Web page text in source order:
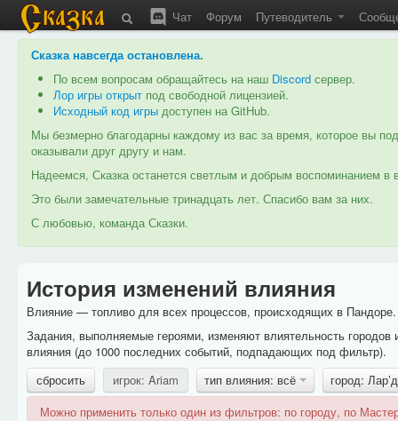
Чат Форум Путеводитель
Сказка навсегда остановлена.
По всем вопросам обращайтесь на наш Discord сервер.
Лор игры открыт под свободной лицензией.
Исходный код игры доступен на GitHub.
Мы безмерно благодарны каждому из вас за время, которое вы
оказывали друг другу и нам.
Надеемся, Сказка останется светлым и добрым воспоминанием
Это были замечательные тринадцать лет. Спасибо вам за них.
С любовью, команда Сказки.
История изменений влияния
Влияние — топливо для всех процессов, происходящих в
Задания, выполняемые героями, изменяют влиятельность
влияния (до 1000 последних событий, подпадающих под фильтр).
сбросить
игрок: Ariam тип влияния: всё
город:
Можно применить только один из фильтров: по городу, по